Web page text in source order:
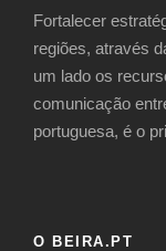
Fortalecer
regiões, através
um lado os
comunicação
portuguesa, é o
O BEIRA.PT